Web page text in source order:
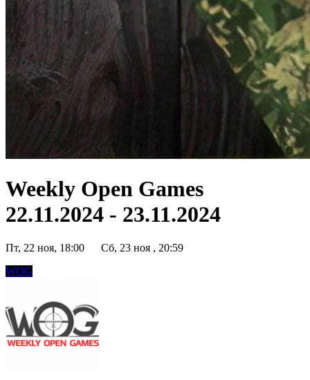
Weekly Open Games
22.11.2024 - 23.11.2024
Пт, 22 ноя, 18:00
Сб, 23 ноя , 20:59
WOG